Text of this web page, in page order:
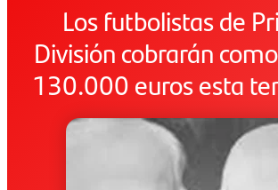
Los futbolistas de
División cobrarán
130.000 euros esta